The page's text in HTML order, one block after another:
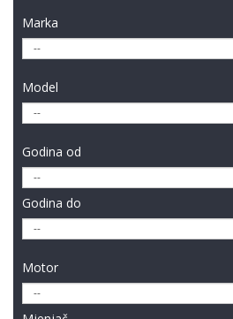
Marka
Model
Godina od
Godina do
Motor